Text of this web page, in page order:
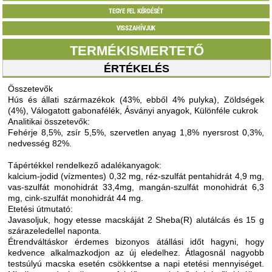
TEGYE FEL KÉRDÉSÉT
VISSZAHÍVJUK
TERMÉKISMERTETŐ
ÉRTÉKELÉS
Összetevők
Hús és állati származékok (43%, ebből 4% pulyka), Zöldségek
(4%), Válogatott gabonafélék, Ásványi anyagok, Különféle cukrok
Analitikai összetevők:
Fehérje 8,5%, zsír 5,5%, szervetlen anyag 1,8% nyersrost 0,3%,
nedvesség 82%.
Tápértékkel rendelkező adalékanyagok:
kalcium-jodid (vízmentes) 0,32 mg, réz-szulfát pentahidrát 4,9 mg,
vas-szulfát monohidrát 33,4mg, mangán-szulfát monohidrát 6,3
mg, cink-szulfát monohidrát 44 mg.
Etetési útmutató:
Javasoljuk, hogy etesse macskáját 2 Sheba(R) alutálcás és 15 g
szárazeledellel naponta.
Étrendváltáskor érdemes bizonyos átállási időt hagyni, hogy
kedvence alkalmazkodjon az új eledelhez. Átlagosnál nagyobb
testsúlyú macska esetén csökkentse a napi etetési mennyiséget.